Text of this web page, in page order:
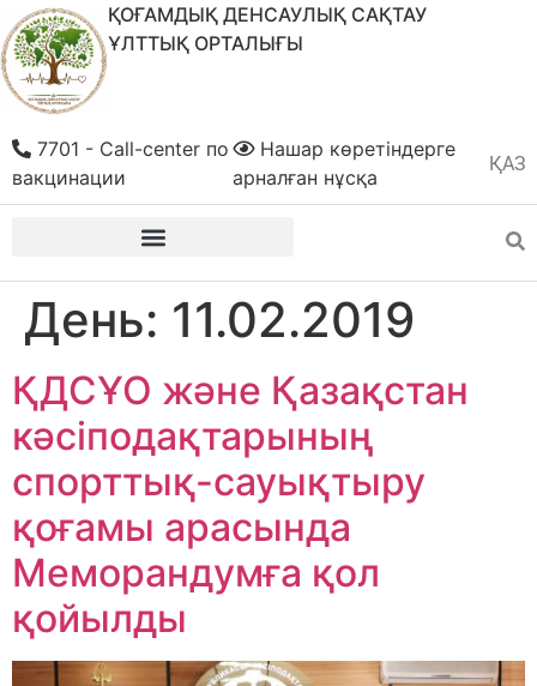
ҚОҒАМДЫҚ ДЕНСАУЛЫҚ САҚТАУ
ҰЛТТЫҚ ОРТАЛЫҒЫ
ҚАЗ
РУС
Нашар көретіндерге
арналған нұсқа
7701 - Call-center по
вакцинации
День: 11.02.2019
ҚДСҰО және Қазақстан
кәсіподақтарының
спорттық-сауықтыру
қоғамы арасында
Меморандумға қол
қойылды